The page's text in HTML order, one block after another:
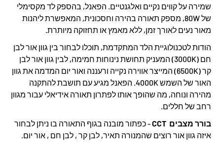
שמירה על קווים נקיים ואלגנטיים. הפאנל, בהספק לד מקסימלי
של 80W, מספק תאורה בהירה וחסכונית, המאפשרת ליהנות
מאור נעים לאורך זמן, ללא מאמץ או תחזוקה מיותרת.
הודות לטכנולוגיית הלד המתקדמת, תוכלו לבחור בין גוון אור לבן
חם (3000K) המעניק תחושת נינוחות חמימה, לבין גוון אור לבן
קר (6500K) המייצר אווירה נקייה ורעננה ואור יום המדמה את גוון
האור של השמש 4000K. הפאנל מגיע עם תושבת להתקנה
מהירה ונוחה, מה שהופך אותו לפתרון תאורה אידיאלי עבור מגוון
רחב של חללים.
בורר מצבים CCT
- כפתור מובנה בגוף התאורה בו ניתן לבחור
איזה גוון אור רוצים שהמנורה תאיר, לבן קר , לבן חם , אור יום.